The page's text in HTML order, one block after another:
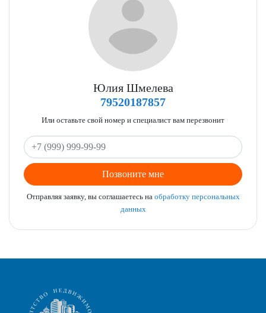
Юлия Шмелева
79520187857
Или оставьте свой номер и специалист вам перезвонит
Позвоните мне
Отправляя заявку, вы соглашаетесь на обработку персональных
данных